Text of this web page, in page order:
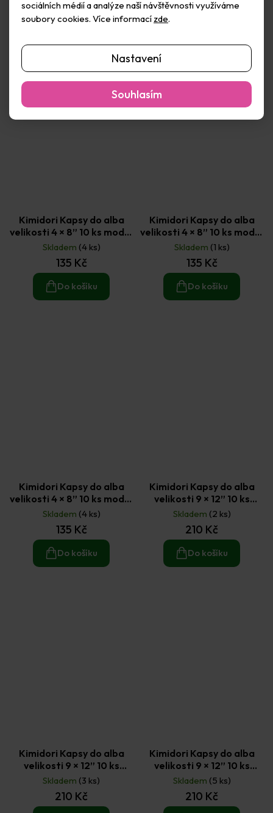
sociálních médií a analýze naší návštěvnosti využíváme
soubory cookies. Více informacízde.
Nastavení
Souhlasím
Do košíku
Kimidori Kapsy do alba
velikosti 4 × 8” 10 ks model
1
Skladem (4 ks)
135 Kč
Do košíku
Kimidori Kapsy do alba
velikosti 4 × 8” 10 ks model
3
Skladem (1 ks)
135 Kč
Do košíku
Kimidori Kapsy do alba
velikosti 4 × 8” 10 ks model
4
Skladem (4 ks)
135 Kč
Do košíku
Kimidori Kapsy do alba
velikosti 9 × 12” 10 ks
model 1
Skladem (2 ks)
210 Kč
Do košíku
Kimidori Kapsy do alba
velikosti 9 × 12” 10 ks
model 3
Skladem (3 ks)
210 Kč
Kimidori Kapsy do alba
velikosti 9 × 12” 10 ks
model 6
Skladem (5 ks)
210 Kč